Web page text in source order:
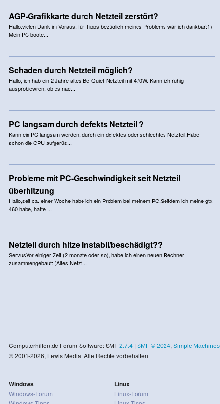
AGP-Grafikkarte durch Netzteil zerstört?
Hallo,vielen Dank im Voraus, für Tipps bezüglich meines Problems wär ich dankbar:1)
Mein PC boote...
Schaden durch Netzteil möglich?
Hallo, ich hab ein 2 Jahre altes Be-Quiet-Netzteil mit 470W. Kann ich ruhig
ausprobiewren, ob es nac...
PC langsam durch defekts Netzteil ?
Kann ein PC langsam werden, durch ein defektes oder schlechtes Netzteil.Habe
schon die CPU aufgerüs...
Probleme mit PC-Geschwindigkeit seit Netzteil
überhitzung
Hallo,seit ca. einer Woche habe ich ein Problem bei meinem PC.Seitdem ich meine gtx
460 habe, hatte ...
Netzteil durch hitze Instabil/beschädigt??
ServusVor einiger Zeit (2 monate oder so), habe ich einen neuen Rechner
zusammengebaut: (Altes Netzt...
Computerhilfen.de Forum-Software: SMF 2.7.4| SMF © 2024, Simple Machines
© 2001-2026, Lewis Media. Alle Rechte vorbehalten
Windows
Windows-Forum
Linux
Linux-Forum